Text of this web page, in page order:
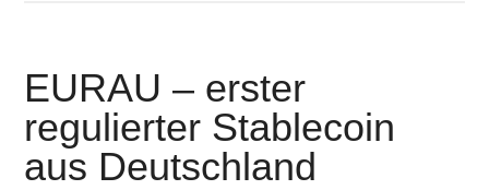
EURAU – erster
regulierter Stablecoin
aus Deutschland